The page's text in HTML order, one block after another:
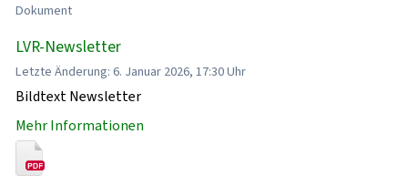
Dokument
LVR-Newsletter
Letzte Änderung: 6. Januar 2026, 17:30 Uhr
Bildtext Newsletter
Mehr Informationen